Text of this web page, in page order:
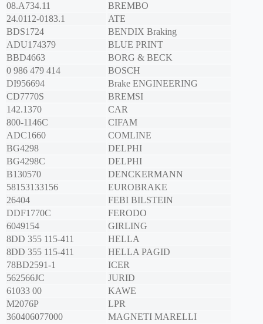
08.A734.11
BREMBO
24.0112-0183.1
ATE
BDS1724
BENDIX Braking
ADU174379
BLUE PRINT
BBD4663
BORG & BECK
0 986 479 414
BOSCH
DI956694
Brake ENGINEERING
CD7770S
BREMSI
142.1370
CAR
800-1146C
CIFAM
ADC1660
COMLINE
BG4298
DELPHI
BG4298C
DELPHI
B130570
DENCKERMANN
58153133156
EUROBRAKE
26404
FEBI BILSTEIN
DDF1770C
FERODO
6049154
GIRLING
8DD 355 115-411
HELLA
8DD 355 115-411
HELLA PAGID
78BD2591-1
ICER
562566JC
JURID
61033 00
KAWE
M2076P
LPR
360406077000
MAGNETI MARELLI